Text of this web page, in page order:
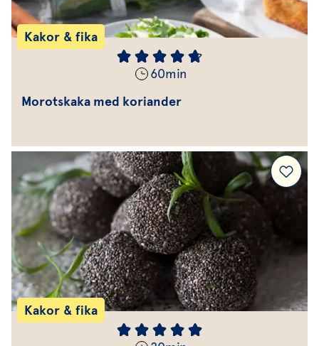
Kakor & fika
60min
Morotskaka med koriander
Kakor & fika